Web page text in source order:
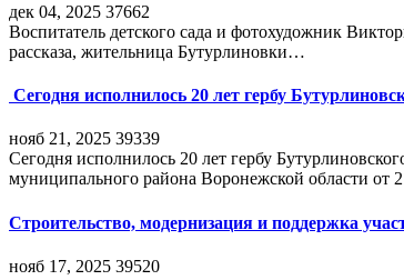
дек 04, 2025 37662
Воспитатель детского сада и фотохудожник
рассказа, жительница Бутурлиновки…
Сегодня исполнилось 20 лет гербу
нояб 21, 2025 39339
Сегодня исполнилось 20 лет гербу
муниципального района Воронежской области от
Строительство, модернизация и поддержка
нояб 17, 2025 39520